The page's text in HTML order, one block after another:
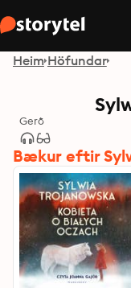
Heim Höfundar
Gerð
Bækur eftir